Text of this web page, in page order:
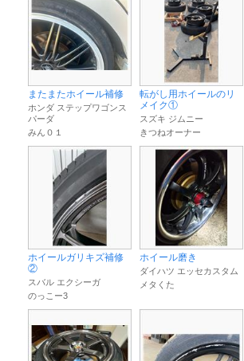
またまたホイール補修
ホンダ ステップワゴンス
パーダ
みん０１
転がし用ホイールのリ
メイク①
スズキ ジムニー
きつねオーナー
ホイールガリキズ補修
②
スバル エクシーガ
のっこー3
ホイール磨き
ダイハツ エッセカスタム
メタくた